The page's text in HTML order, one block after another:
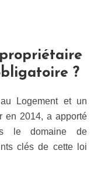
propriétaire
?
Logement et un
en 2014, a apporté
le domaine de
clés de cette loi